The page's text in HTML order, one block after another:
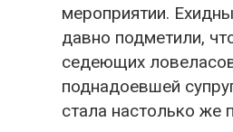
мероприятии.
давно подметили,
седеющих
поднадоевшей
стала настолько же